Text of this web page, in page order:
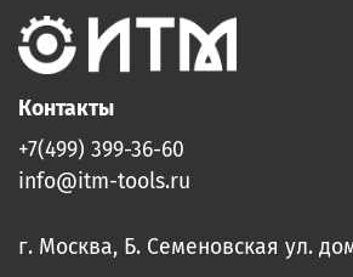
Контакты
+7(499) 399-36-60
info@itm-tools.ru
г. Москва, Б. Семеновская ул.